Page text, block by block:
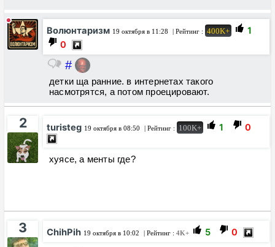
Волюнтаризм 19 октября в 11:28 | Рейтинг : 400K+
1
0
#
детки ща ранние. в интернетах такого
насмотрятся, а потом проецировают.
2 turisteg 19 октября в 08:50 | Рейтинг : 100K+ 1 0
хуясе, а менты где?
3 ChihPih 19 октября в 10:02 | Рейтинг : 4K+ 5 0